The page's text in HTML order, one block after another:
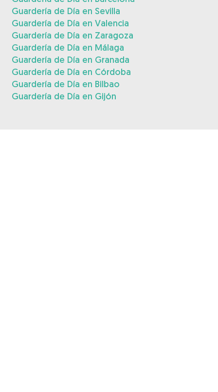
Guardería de Día en Sevilla
Guardería de Día en Valencia
Guardería de Día en Zaragoza
Guardería de Día en Málaga
Guardería de Día en Granada
Guardería de Día en Córdoba
Guardería de Día en Bilbao
Guardería de Día en Gijón